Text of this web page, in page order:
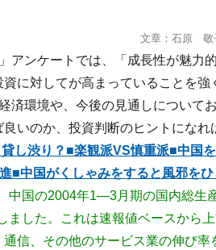
文章：石原 敬
アンケートでは、「成長性が魅力
に対してが高まっていることを
済環境や、今後の見通しについて
いのか、投資判断のヒントになれ
し渋り？ ■楽観派VS慎重派■中国
■中国がくしゃみをすると風邪を
中国の2004年1―3月期の国内総生
ました。これは速報値ベースから
信、その他のサービス業の伸び率